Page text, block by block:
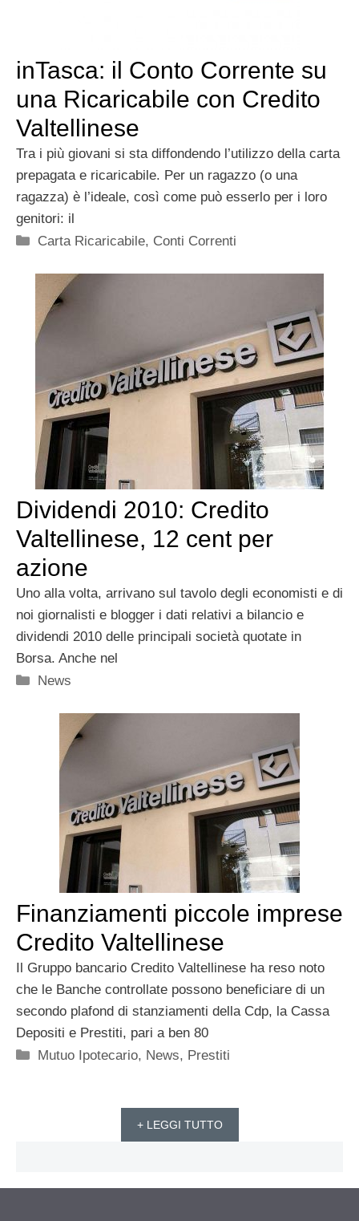
inTasca: il Conto Corrente su
una Ricaricabile con Credito
Valtellinese
Tra i più giovani si sta diffondendo l’utilizzo della carta
prepagata e ricaricabile. Per un ragazzo (o una
ragazza) è l’ideale, così come può esserlo per i loro
genitori: il
Categorie
Carta Ricaricabile, Conti Correnti
Dividendi 2010: Credito
Valtellinese, 12 cent per
azione
Uno alla volta, arrivano sul tavolo degli economisti e di
noi giornalisti e blogger i dati relativi a bilancio e
dividendi 2010 delle principali società quotate in
Borsa. Anche nel
Categorie
News
Finanziamenti piccole imprese
Credito Valtellinese
Il Gruppo bancario Credito Valtellinese ha reso noto
che le Banche controllate possono beneficiare di un
secondo plafond di stanziamenti della Cdp, la Cassa
Depositi e Prestiti, pari a ben 80
Categorie
Mutuo Ipotecario, News, Prestiti
+ LEGGI TUTTO